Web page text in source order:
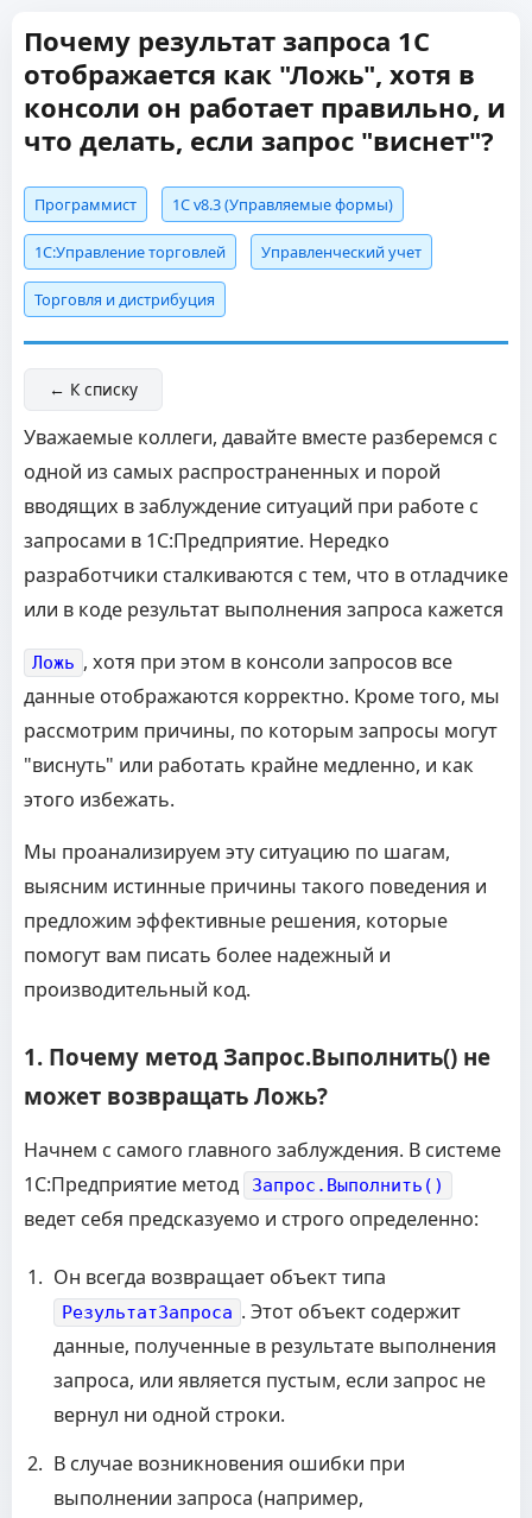
Почему результат запроса 1С
отображается как "Ложь", хотя в
консоли он работает правильно, и
что делать, если запрос "виснет"?
Программист 1С v8.3 (Управляемые формы)
1С:Управление торговлей Управленческий учет
Торговля и дистрибуция
← К списку
Уважаемые коллеги, давайте вместе разберемся с
одной из самых распространенных и порой
вводящих в заблуждение ситуаций при работе с
запросами в 1С:Предприятие. Нередко
разработчики сталкиваются с тем, что в отладчике
или в коде результат выполнения запроса кажется
Ложь , хотя при этом в консоли запросов все
данные отображаются корректно. Кроме того, мы
рассмотрим причины, по которым запросы могут
"виснуть" или работать крайне медленно, и как
этого избежать.
Мы проанализируем эту ситуацию по шагам,
выясним истинные причины такого поведения и
предложим эффективные решения, которые
помогут вам писать более надежный и
производительный код.
1. Почему метод Запрос.Выполнить() не
может возвращать Ложь?
Начнем с самого главного заблуждения. В системе
1С:Предприятие метод
Запрос.Выполнить()
ведет себя предсказуемо и строго определенно:
Он всегда возвращает объект типа
РезультатЗапроса . Этот объект содержит
данные, полученные в результате выполнения
запроса, или является пустым, если запрос не
вернул ни одной строки.
В случае возникновения ошибки при
выполнении запроса (например,